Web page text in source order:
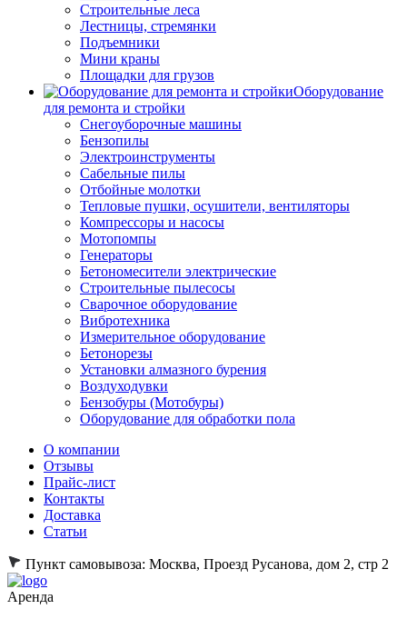
Строительные леса
Лестницы, стремянки
Подъемники
Мини краны
Площадки для грузов
Оборудование
для ремонта и стройки
Снегоуборочные машины
Бензопилы
Электроинструменты
Сабельные пилы
Отбойные молотки
Тепловые пушки, осушители, вентиляторы
Компрессоры и насосы
Мотопомпы
Генераторы
Бетономесители электрические
Строительные пылесосы
Сварочное оборудование
Вибротехника
Измерительное оборудование
Бетонорезы
Установки алмазного бурения
Воздуходувки
Бензобуры (Мотобуры)
Оборудование для обработки пола
О компании
Отзывы
Прайс-лист
Контакты
Доставка
Статьи
Пункт самовывоза: Москва, Проезд Русанова, дом 2, стр 2
Аренда